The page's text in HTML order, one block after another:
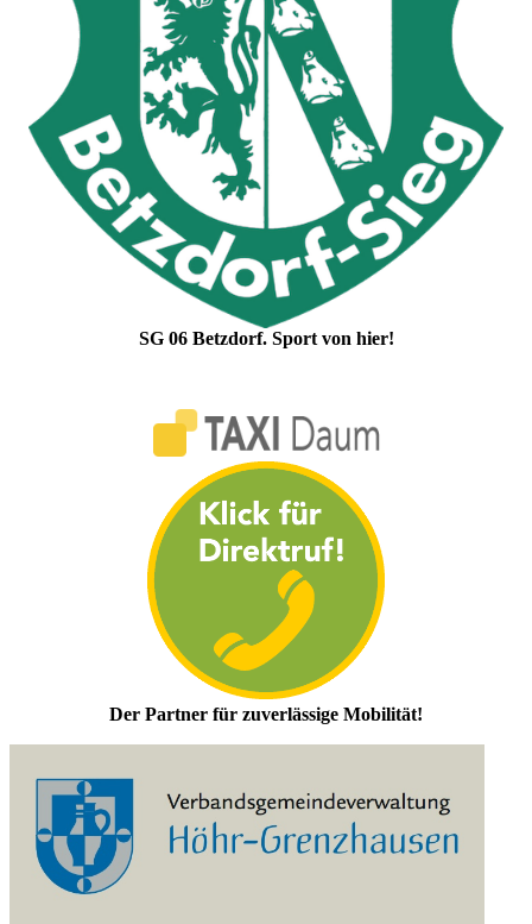
SG 06 Betzdorf. Sport von hier!
Der Partner für zuverlässige Mobilität!